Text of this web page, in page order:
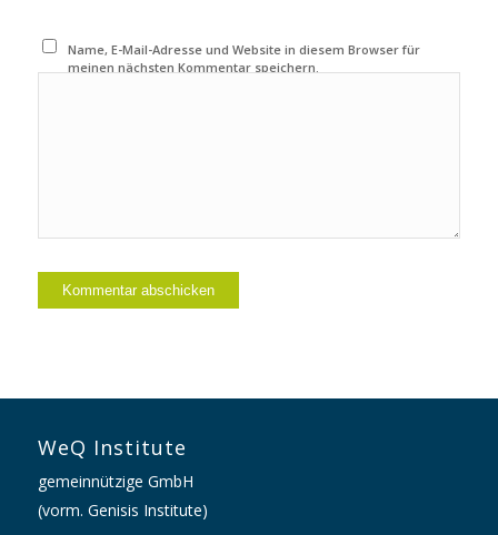
Name, E-Mail-Adresse und Website in diesem Browser für
meinen nächsten Kommentar speichern.
WeQ Institute
gemeinnützige GmbH
(vorm. Genisis Institute)